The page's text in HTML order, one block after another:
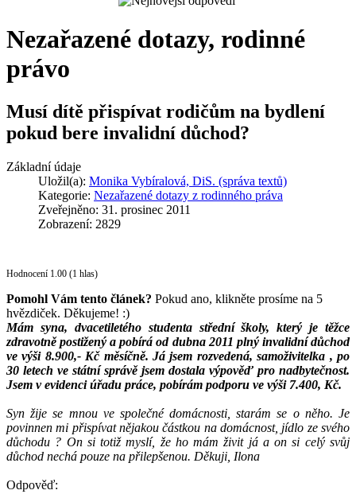
Nezařazené dotazy, rodinné
právo
Musí dítě přispívat rodičům na bydlení
pokud bere invalidní důchod?
Základní údaje
Uložil(a): Monika Vybíralová, DiS. (správa textů)
Kategorie: Nezařazené dotazy z rodinného práva
Zveřejněno: 31. prosinec 2011
Zobrazení: 2829
Hodnocení 1.00 (1 hlas)
Pomohl Vám tento článek? Pokud ano, klikněte prosíme na 5
hvězdiček. Děkujeme! :)
Mám syna, dvacetiletého studenta střední školy, který je těžce
zdravotně postižený a pobírá od dubna 2011 plný invalidní důchod
ve výši 8.900,- Kč měsíčně. Já jsem rozvedená, samoživitelka , po
30 letech ve státní správě jsem dostala výpověď pro nadbytečnost.
Jsem v evidenci úřadu práce, pobírám podporu ve výši 7.400, Kč.
Syn žije se mnou ve společné domácnosti, starám se o něho. Je
povinnen mi přispívat nějakou částkou na domácnost, jídlo ze svého
důchodu ? On si totiž myslí, že ho mám živit já a on si celý svůj
důchod nechá pouze na přilepšenou. Děkuji, Ilona
Odpověď: